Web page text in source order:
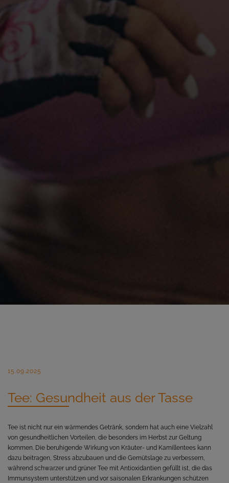
15.09.2025
Tee: Gesundheit aus der Tasse
Tee ist nicht nur ein wärmendes Getränk, sondern hat auch eine Vielzahl
von gesundheitlichen Vorteilen, die besonders im Herbst zur Geltung
kommen. Die beruhigende Wirkung von Kräuter- und Kamillentees kann
dazu beitragen, Stress abzubauen und die Gemütslage zu verbessern,
während schwarzer und grüner Tee mit Antioxidantien gefüllt ist, die das
Immunsystem unterstützen und vor saisonalen Erkrankungen schützen